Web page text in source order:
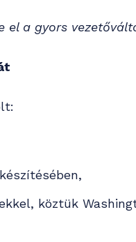
el a gyors
köztük